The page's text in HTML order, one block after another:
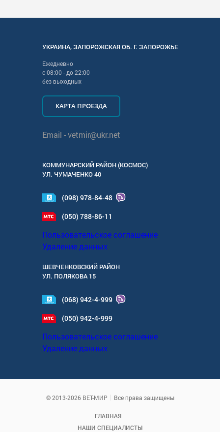
УКРАИНА,ЗАПОРОЖСКАЯОБ. Г. ЗАПОРОЖЬЕ
Ежедневно
с08:00 - до22:00
без выходных
КАРТА ПРОЕЗДА
Email -vetmir@ukr.net
КОММУНАРСКИЙ РАЙОН (КОСМОС)
УЛ. ЧУМАЧЕНКО 40
(098) 978-84-48
(050) 788-86-11
Пользовательское соглашение
Удаление данных
ШЕВЧЕНКОВСКИЙ РАЙОН
УЛ. ПОЛЯКОВА 15
(068) 942-4-999
(050) 942-4-999
Пользовательское соглашение
Удаление данных
© 2013-2026 ВЕТ-МИР Все права защищены
ГЛАВНАЯ
НАШИ СПЕЦИАЛИСТЫ